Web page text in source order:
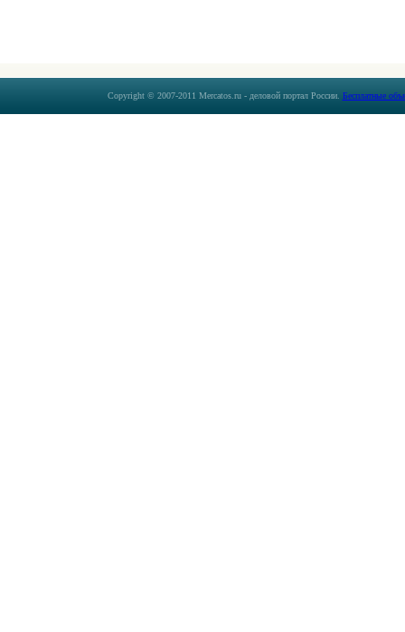
Copyright © 2007-2011 Mercatos.ru - деловой портал России. Бесплатные